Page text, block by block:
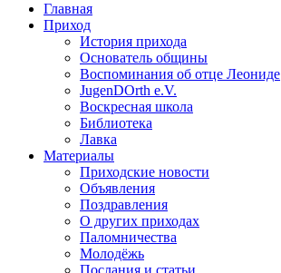
Главная
Приход
История прихода
Основатель общины
Воспоминания об отце Леониде
JugenDOrth e.V.
Воскресная школа
Библиотека
Лавка
Материалы
Приходские новости
Объявления
Поздравления
О других приходах
Паломничества
Молодёжь
Послания и статьи